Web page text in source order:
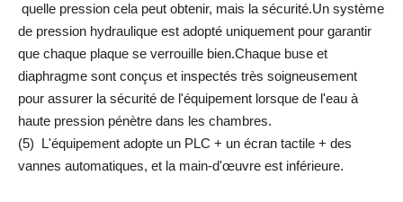
quelle pression cela peut obtenir, mais la sécurité.Un système
de pression hydraulique est adopté uniquement pour garantir
que chaque plaque se verrouille bien.Chaque buse et
diaphragme sont conçus et inspectés très soigneusement
pour assurer la sécurité de l'équipement lorsque de l'eau à
haute pression pénètre dans les chambres.
(5) L'équipement adopte un PLC + un écran tactile + des
vannes automatiques, et la main-d'œuvre est inférieure.